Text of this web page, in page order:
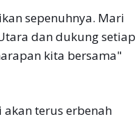
sepenuhnya. Mari
dan dukung setiap
kita bersama"
terus erbenah